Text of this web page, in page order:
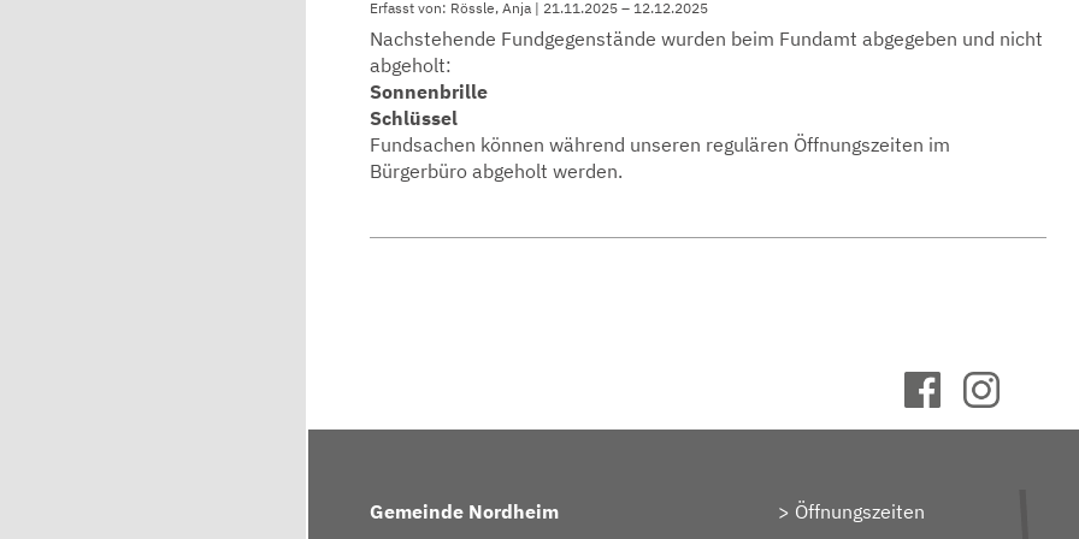
Erfasst von: Rössle, Anja | 21.11.2025 – 12.12.2025
Nachstehende Fundgegenstände wurden beim Fundamt abgegeben und nicht
abgeholt:
Sonnenbrille
Schlüssel
Fundsachen können während unseren regulären Öffnungszeiten im
Bürgerbüro abgeholt werden.
Gemeinde Nordheim
Öffnungszeiten